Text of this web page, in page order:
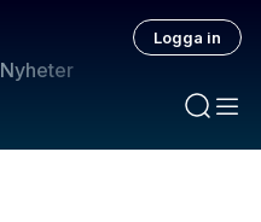
Nyheter
Logga in